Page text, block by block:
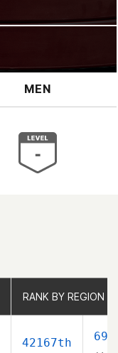
MEN
RANK BY REGION
42167th
RANK BY REGION